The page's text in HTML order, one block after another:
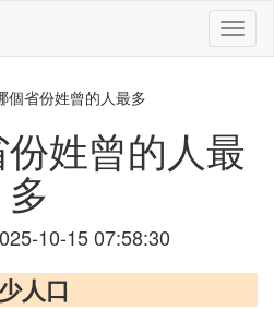
切
換
個省份姓曾的人最多
姓曾的人最
多
10-15 07:58:30
人口